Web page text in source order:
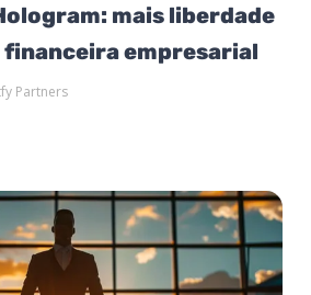
mais liberdade
financeira empresarial
Partners